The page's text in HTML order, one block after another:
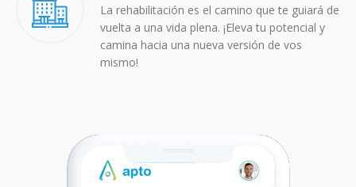
La rehabilitación es el camino que te guiará de
vuelta a una vida plena. ¡Eleva tu potencial y
camina hacia una nueva versión de vos
mismo!